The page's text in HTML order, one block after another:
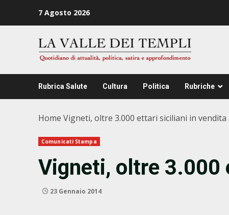
7 Agosto 2026
Rubrica Salute Cultura Politica Rubriche
Home Vigneti, oltre 3.000 ettari siciliani in vendita
Comunicati Stampa
Vigneti, oltre
23 Gennaio 2014